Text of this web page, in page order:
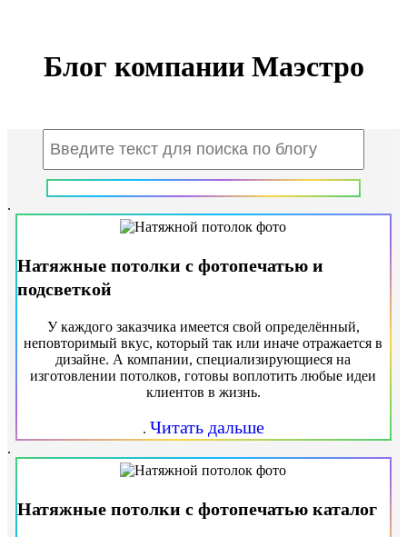
Блог компании Маэстро
.
Натяжные потолки с фотопечатью и
подсветкой
У каждого заказчика имеется свой определённый,
неповторимый вкус, который так или иначе отражается в
дизайне. А компании, специализирующиеся на
изготовлении потолков, готовы воплотить любые идеи
клиентов в жизнь.
. Читать дальше
.
Натяжные потолки с фотопечатью каталог